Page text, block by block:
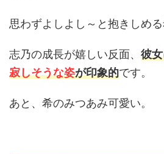
思わずよしよし～と抱きしめる
志乃の成長が嬉しい反面、 彼
寂しそうな姿が印象的です。
あと、希のみつあみ可愛い。